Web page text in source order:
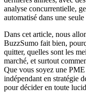
analyse concurrentielle,
automatisé dans une
Dans cet article, nous
BuzzSumo fait bien,
quitter, quelles sont les
marché, et surtout
Que vous soyez une
indépendant en stratégie
pour décider en toute